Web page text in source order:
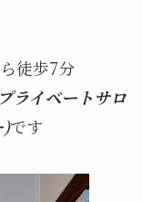
徒歩7分
ライベートサロ
)です